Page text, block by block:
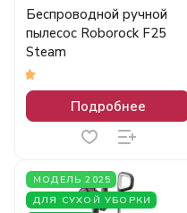
Беспроводной ручной
пылесос Roborock F25
Steam
Подробнее
МОДЕЛЬ 2025
ДЛЯ СУХОЙ УБОРКИ